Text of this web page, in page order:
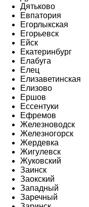
Дятьково
Евпатория
Егорлыкская
Егорьевск
Ейск
Екатеринбург
Елабуга
Елец
Елизаветинская
Елизово
Ершов
Ессентуки
Ефремов
Железноводск
Железногорск
Жердевка
Жигулевск
Жуковский
Заинск
Заокский
Западный
Заречный